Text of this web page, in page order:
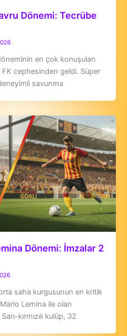
Dönemi: Tecrübe
en çok konuşulan
FK cephesinden geldi. Süper
savunma
Dönemi: İmzalar 2
saha kurgusunun en kritik
Lemina ile olan
kırmızılı kulüp, 32